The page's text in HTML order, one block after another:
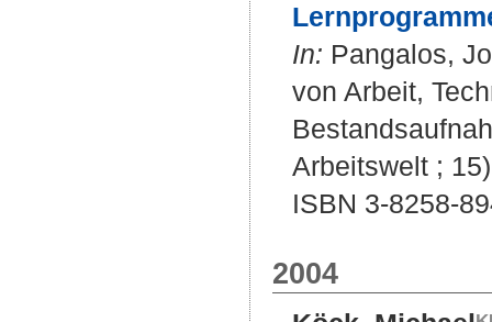
In: Pangalos,
von Arbeit,
Arbeitswelt ; 15)
ISBN 3-8258-
2004